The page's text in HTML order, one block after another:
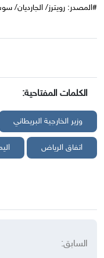
#المصدر: رويترز/ الجارديان/
الكلمات المفتاحية:
وزير الخارجية البريطاني
اتفاق الرياض
السابق: